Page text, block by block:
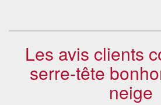
Les avis clients
serre-tête
neige